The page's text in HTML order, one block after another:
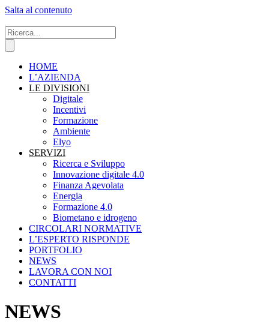
Salta al contenuto
HOME
L’AZIENDA
LE DIVISIONI
Digitale
Incentivi
Formazione
Ambiente
Elyo
SERVIZI
Ricerca e Sviluppo
Innovazione digitale 4.0
Finanza Agevolata
Energia
Formazione 4.0
Biometano e idrogeno
CIRCOLARI NORMATIVE
L’ESPERTO RISPONDE
PORTFOLIO
NEWS
LAVORA CON NOI
CONTATTI
NEWS